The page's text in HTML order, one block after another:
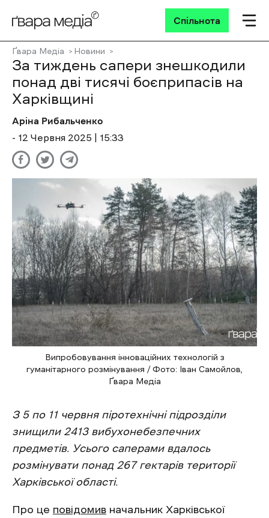
Спільнота
Ґвара Медіа Новини
За тиждень сапери знешкодили
понад дві тисячі боєприпасів на
Харківщині
Аріна Рибальченко
- 12 Червня 2025 | 15:33
Випробовування інноваційних технологій з
гуманітарного розмінування / Фото: Іван Самойлов,
Ґвара Медіа
З 5 по 11 червня піротехнічні підрозділи
знищили 2413 вибухонебезпечних
предметів. Усього саперами вдалось
розмінувати понад 267 гектарів території
Харківської області.
Про це повідомив начальник Харківської